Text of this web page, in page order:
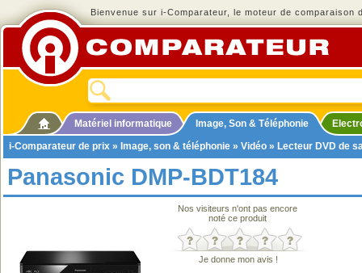
Bienvenue sur i-Comparateur, le moteur de comparaison
Matériel informatique Image, Son & Téléphonie
i-Comparateur de prix » Image, son & téléphonie » Vidéo » Lecteur DVD de
Panasonic DMP-BDT184
Nos visiteurs n'ont pas encore
noté ce produit
Je donne mon avis !